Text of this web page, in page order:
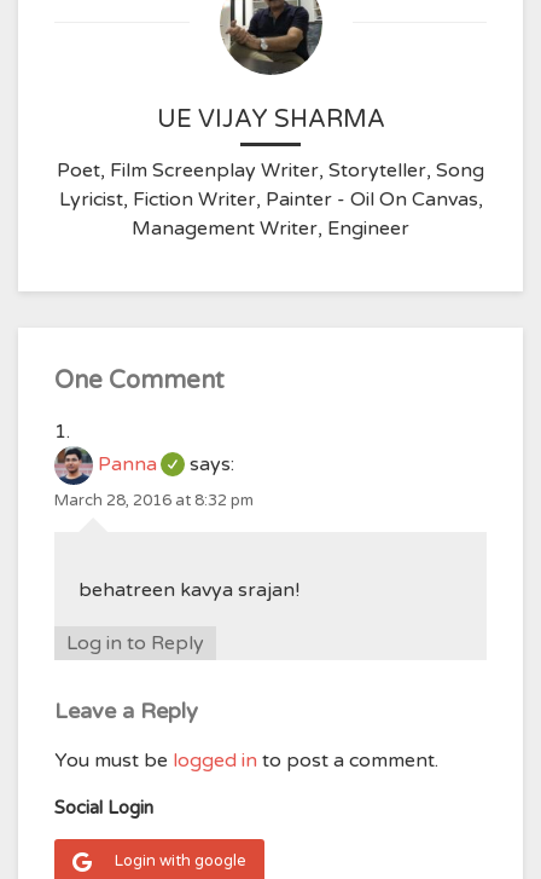
UE VIJAY SHARMA
Poet, Film Screenplay Writer, Storyteller, Song
Lyricist, Fiction Writer, Painter - Oil On Canvas,
Management Writer, Engineer
One Comment
Panna says:
March 28, 2016 at 8:32 pm
behatreen kavya srajan!
Log in to Reply
Leave a Reply
You must be logged in to post a comment.
Social Login
Login with google